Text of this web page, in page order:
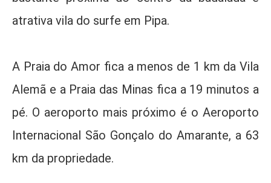
atrativa vila do surfe em Pipa.
A Praia do Amor fica a menos de 1 km da Vila
Alemã e a Praia das Minas fica a 19 minutos a
pé. O aeroporto mais próximo é o Aeroporto
Internacional São Gonçalo do Amarante, a 63
km da propriedade.